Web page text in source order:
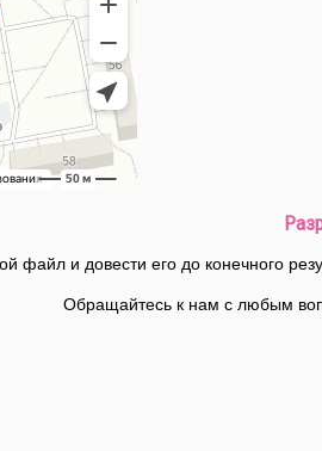
файл и довести его до конечного
Обращайтесь к нам с любым